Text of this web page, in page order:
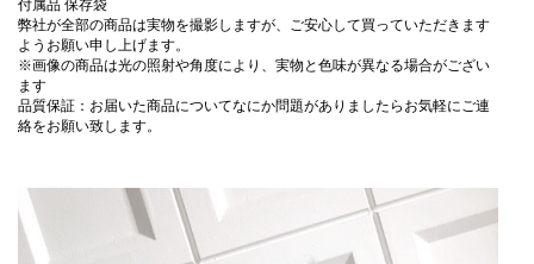
付属品 保存袋
弊社が全部の商品は実物を撮影しますが、ご安心して買っていただきます
ようお願い申し上げます。
※画像の商品は光の照射や角度により、実物と色味が異なる場合がござい
ます
品質保証：お届いた商品についてなにか問題がありましたらお気軽にご連
絡をお願い致します。